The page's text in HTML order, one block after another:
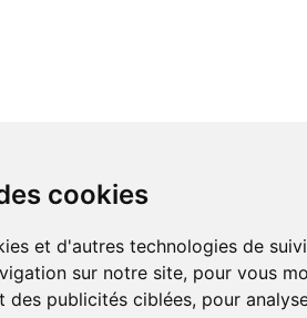
cookies
et d'autres technologies de
sur notre site, pour vous
des publicités ciblées, pour